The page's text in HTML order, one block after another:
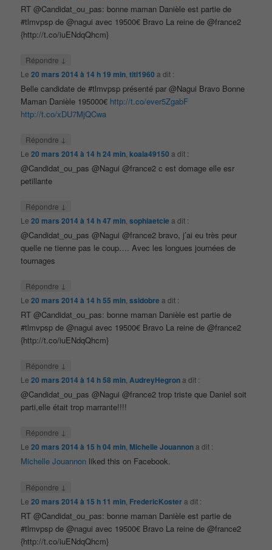
RT @Candidat_ou_pas: bonne maman Danièle est partie de
#tlmvpsp de @nagui avec 19500€ Bravo La reine de @france2
{http://t.co/iuENdqQhcm}
Répondre ↓
Le20 mars 2014 à 14 h 19 min ,titi1960 a dit :
Belle candidate de #tlmvpsp présenté par @Nagui Bravo Bonne
Maman Danièle 195000€ http://t.co/ever5ZgabF
http://t.co/xDU7MjQCwa
Répondre ↓
Le20 mars 2014 à 14 h 24 min ,koala49150 a dit :
@Candidat_ou_pas @Nagui @france2 c est domage elle esr
petillante
Répondre ↓
Le20 mars 2014 à 14 h 47 min ,sophiaetcie a dit :
@Candidat_ou_pas @Nagui @france2 bravo, j’ai eu très peur
quelle ne tienne pas le coup…. Avec les longues journées de
tournages
Répondre ↓
Le20 mars 2014 à 14 h 55 min ,ssidobre a dit :
RT @Candidat_ou_pas: bonne maman Danièle est partie de
#tlmvpsp de @nagui avec 19500€ Bravo La reine de @france2
{http://t.co/iuENdqQhcm}
Répondre ↓
Le20 mars 2014 à 14 h 58 min AudreyHegrona dit :
@Candidat_ou_pas @Nagui @france2 trop triste que Daniel soit
parti,elle était trop marrante!!!!
Répondre ↓
Le20 mars 2014 à 15 h 04 min Michelle Jouannona dit :
Michelle Jouannon liked this on Facebook.
Répondre ↓
Le20 mars 2014 à 15 h 11 min FredericKostera dit :
RT @Candidat_ou_pas: bonne maman Danièle est partie de
#tlmvpsp de @nagui avec 19500€ Bravo La reine de @france2
{http://t.co/iuENdqQhcm}